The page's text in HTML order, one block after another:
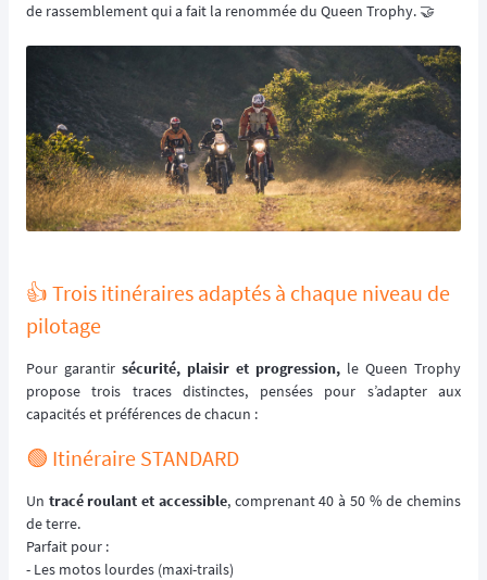
de rassemblement qui a fait la renommée du Queen Trophy. 🤝
👍 Trois itinéraires adaptés à chaque niveau de
pilotage
Pour garantir sécurité, plaisir et progression, le Queen Trophy
propose trois traces distinctes, pensées pour s’adapter aux
capacités et préférences de chacun :
🟢 Itinéraire STANDARD
Un tracé roulant et accessible, comprenant 40 à 50 % de chemins
de terre.
Parfait pour :
- Les motos lourdes (maxi-trails)